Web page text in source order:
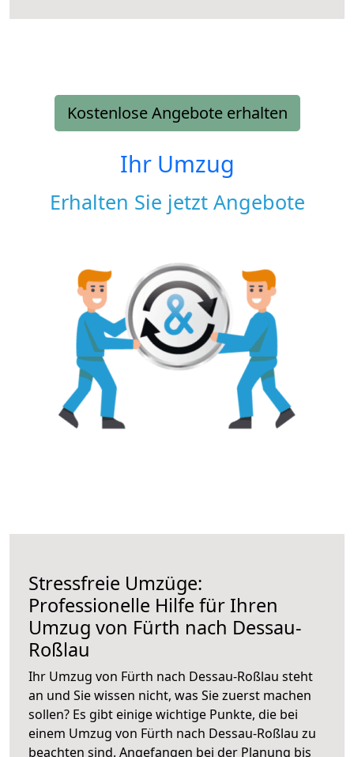
Kostenlose Angebote erhalten
Ihr Umzug
Erhalten Sie jetzt Angebote
Stressfreie Umzüge:
Professionelle Hilfe für Ihren
Umzug von Fürth nach Dessau-
Roßlau
Ihr Umzug von Fürth nach Dessau-Roßlau steht
an und Sie wissen nicht, was Sie zuerst machen
sollen? Es gibt einige wichtige Punkte, die bei
einem Umzug von Fürth nach Dessau-Roßlau zu
beachten sind. Angefangen bei der Planung bis